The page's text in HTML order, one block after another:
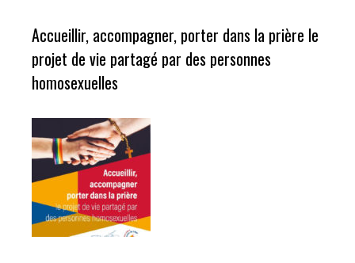
Accueillir, accompagner, porter dans la prière le
projet de vie partagé par des personnes
homosexuelles